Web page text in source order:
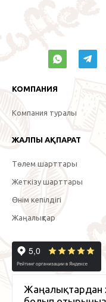
КОМПАНИЯ
Компания туралы
ЖАЛПЫ АҚПАРАТ
Төлем шарттары
Жеткізу шарттары
Өнім кепілдігі
Жаңалықтар
Жаңалықтардан